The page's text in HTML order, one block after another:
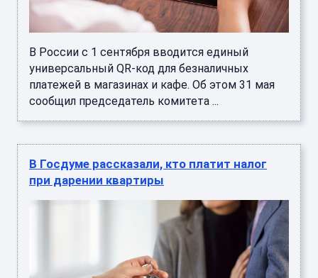
В России с 1 сентября вводится единый
универсальный QR-код для безналичных
платежей в магазинах и кафе. Об этом 31 мая
сообщил председатель комитета ...
В Госдуме рассказали, кто платит налог
при дарении квартиры